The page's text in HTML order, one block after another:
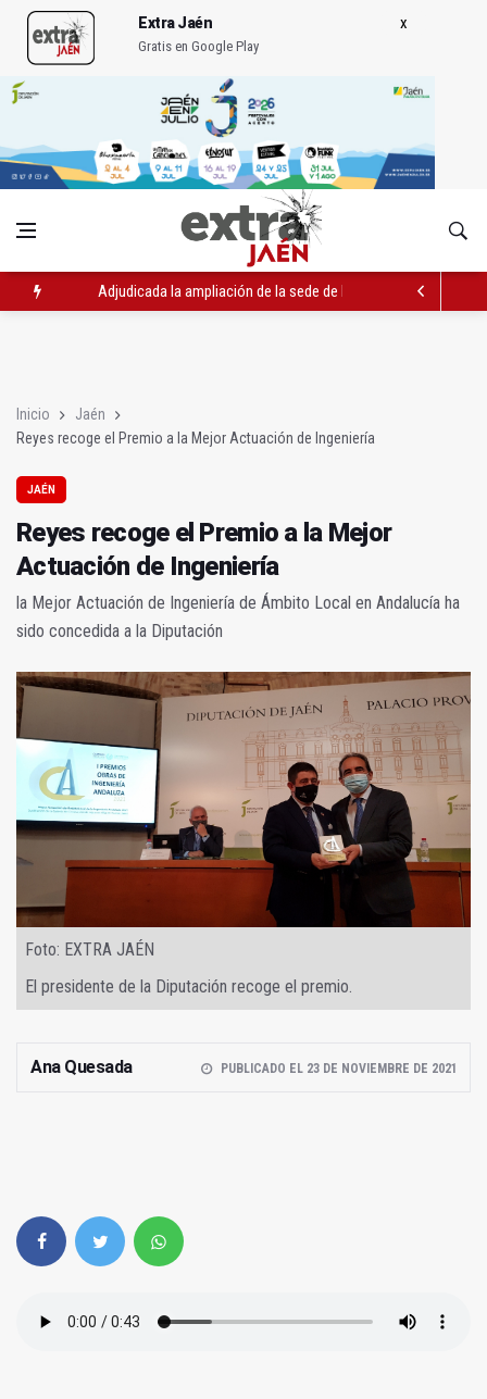
Extra Jaén
Gratis en Google Play
Adjudicada la ampliación de la sede de la Junta en la avenida
Inicio
Jaén
Reyes recoge el Premio a la Mejor Actuación de Ingeniería
JAÉN
Reyes recoge el Premio a la Mejor
Actuación de Ingeniería
la Mejor Actuación de Ingeniería de Ámbito Local en Andalucía ha
sido concedida a la Diputación
Foto: EXTRA JAÉN
El presidente de la Diputación recoge el premio.
Ana Quesada PUBLICADO EL 23 DE NOVIEMBRE DE 2021